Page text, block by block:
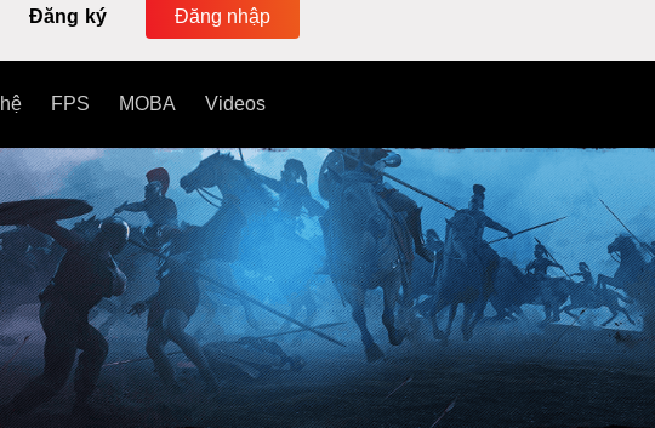
Đăng ký Đăng nhập
FPS MOBA Videos